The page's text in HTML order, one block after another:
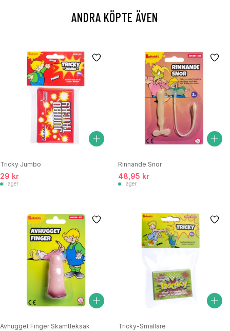
ANDRA KÖPTE ÄVEN
Tricky Jumbo
29 kr
I lager
Rinnande Snor
48,95 kr
I lager
Avhugget Finger Skämtleksak Tricky-Smällare